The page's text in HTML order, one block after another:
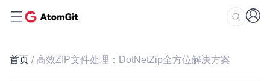
首页 / 高效ZIP文件处理：DotNetZip全方位解决方案